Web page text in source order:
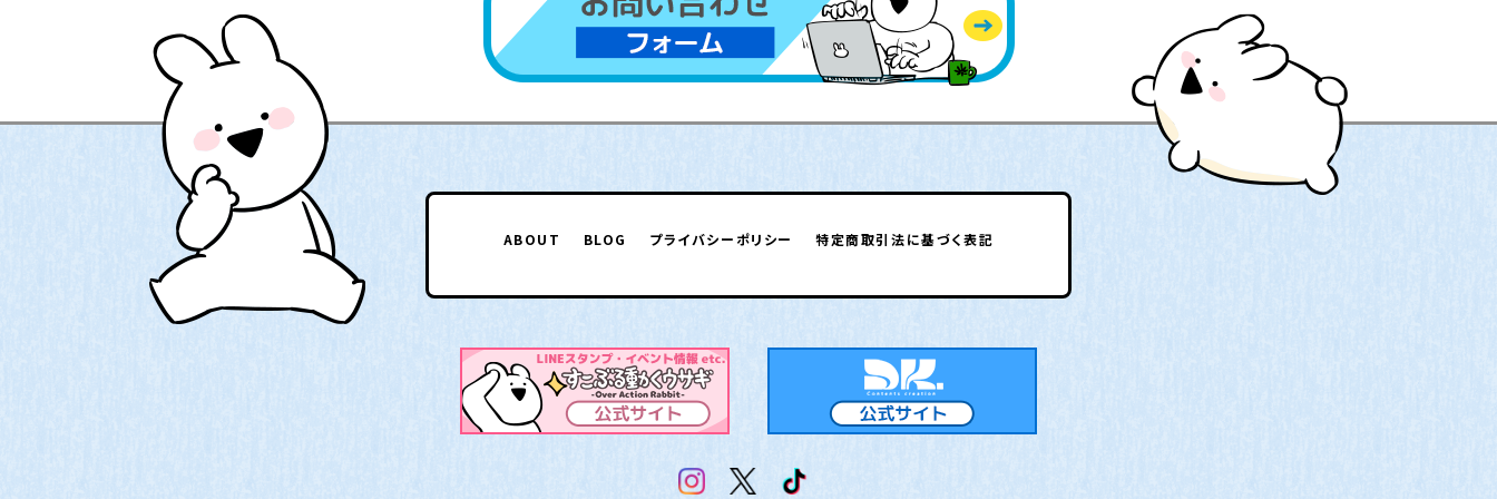
ABOUT BLOG プライバシーポリシー 特定商取引法に基づく表記